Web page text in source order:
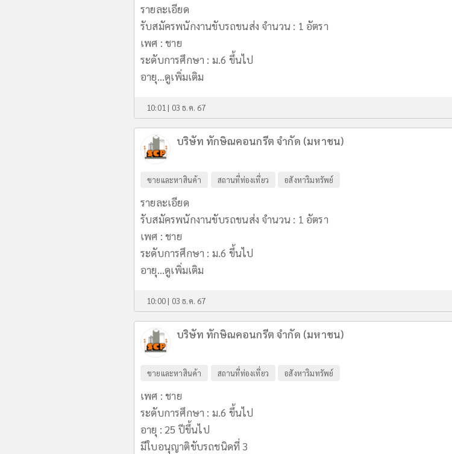
รายละเอียด
รับสมัครพนักงานขับรถขนส่ง จำนวน : 1 อัตรา
เพศ : ชาย
ระดับการศึกษา : ม.6 ขึ้นไป
อายุ...ดูเพิ่มเติม
10:01 | 03 ธ.ค. 67
บริษัท ทักษิณคอนกรีต จำกัด (มหาชน)
ขายและหาสินค้า สถานที่ท่องเที่ยว อสังหาริมทรัพย์
รายละเอียด
รับสมัครพนักงานขับรถขนส่ง จำนวน : 1 อัตรา
เพศ : ชาย
ระดับการศึกษา : ม.6 ขึ้นไป
อายุ...ดูเพิ่มเติม
10:00 | 03 ธ.ค. 67
บริษัท ทักษิณคอนกรีต จำกัด (มหาชน)
ขายและหาสินค้า สถานที่ท่องเที่ยว อสังหาริมทรัพย์
เพศ : ชาย
ระดับการศึกษา : ม.6 ขึ้นไป
อายุ : 25 ปีขึ้นไป
มีใบอนุญาติขับรถชนิดที่ 3